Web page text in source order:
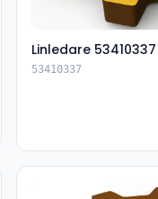
Linledare 53410337
53410337